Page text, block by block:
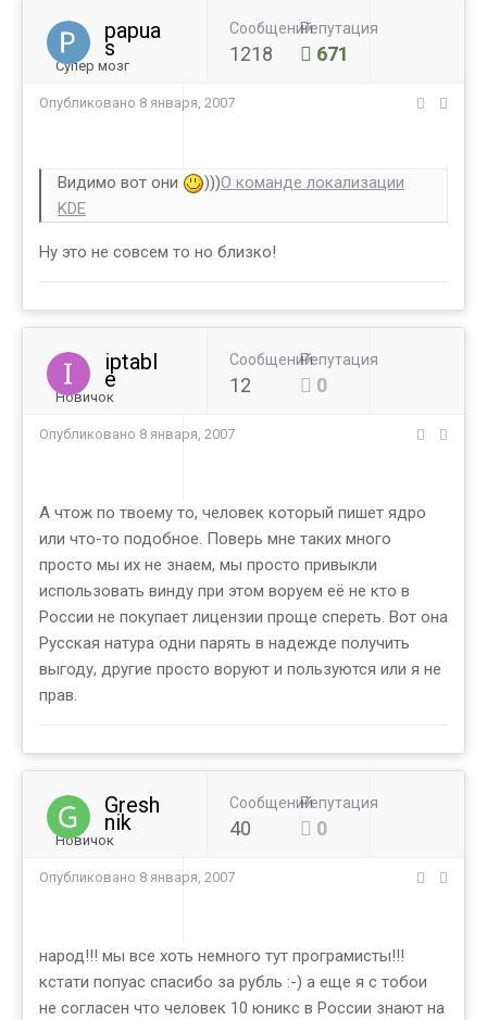
papua
s
Супер мозг
Сообщений
1218
Репутация
671
Опубликовано 8 января, 2007
Видимо вот они )))О команде локализации
KDE
Ну это не совсем то но близко!
iptabl
e
Новичок
Сообщений
12
Репутация
0
Опубликовано 8 января, 2007
А чтож по твоему то, человек который пишет ядро
или что-то подобное. Поверь мне таких много
просто мы их не знаем, мы просто привыкли
использовать винду при этом воруем её не кто в
России не покупает лицензии проще спереть. Вот она
Русская натура одни парять в надежде получить
выгоду, другие просто воруют и пользуются или я не
прав.
Gresh
nik
Новичок
Сообщений
40
Репутация
0
Опубликовано 8 января, 2007
народ!!! мы все хоть немного тут програмисты!!!
кстати попуас спасибо за рубль :-) а еще я с тобои
не согласен что человек 10 юникс в России знают на